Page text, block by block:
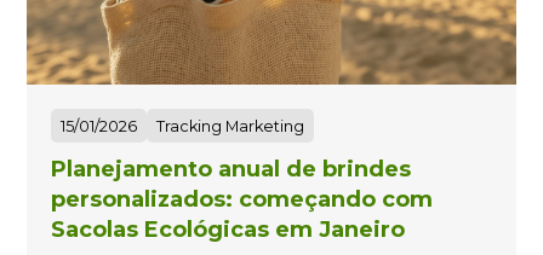
15/01/2026 Tracking Marketing
Planejamento anual de brindes
personalizados: começando com
Sacolas Ecológicas em Janeiro